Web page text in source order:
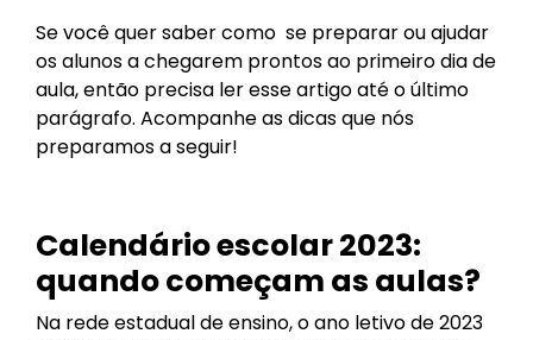
Se você quer saber como se preparar ou ajudar
os alunos a chegarem prontos ao primeiro dia de
aula, então precisa ler esse artigo até o último
parágrafo. Acompanhe as dicas que nós
preparamos a seguir!
Calendário escolar 2023:
quando começam as aulas?
Na rede estadual de ensino, o ano letivo de 2023